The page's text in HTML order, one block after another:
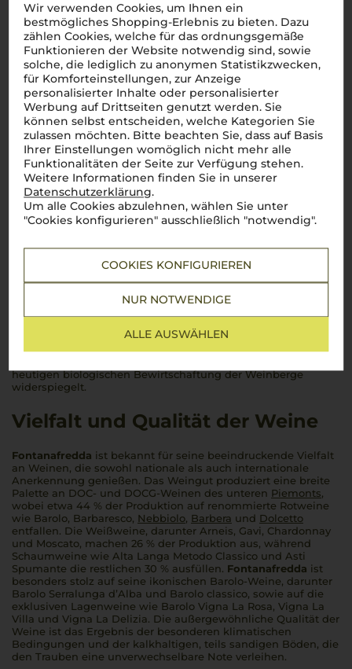
Wir verwenden Cookies, um Ihnen ein
bestmögliches Shopping-Erlebnis zu bieten. Dazu
zählen Cookies, welche für das ordnungsgemäße
Funktionieren der Website notwendig sind, sowie
solche, die lediglich zu anonymen Statistikzwecken,
für Komforteinstellungen, zur Anzeige
personalisierter Inhalte oder personalisierter
Werbung auf Drittseiten genutzt werden. Sie
können selbst entscheiden, welche Kategorien Sie
zulassen möchten. Bitte beachten Sie, dass auf Basis
Ihrer Einstellungen womöglich nicht mehr alle
Funktionalitäten der Seite zur Verfügung stehen.
Weitere Informationen finden Sie in unserer
Datenschutzerklärung.
Um alle Cookies abzulehnen, wählen Sie unter
"Cookies konfigurieren" ausschließlich "notwendig".
COOKIES KONFIGURIEREN
NUR NOTWENDIGE
ALLE AUSWÄHLEN
pro Flasche (0.75l), € 17,20
inkl. MwSt. zzgl.Versand
Lebensmittel­angaben
Geschichte und Ursprung
DasWeingut Fontanafredda hat seine Wurzeln in einer
außergewöhnlichen Liebesgeschichte. 1858 erwarb König
Zuneigung zu Rosa Vercellana, auch bekannt als „La Bela
Rosin“. Dieses Geschenk markierte den Beginn eines
Fontanafreddaleitet sich von den Kindern des Königspaares
ab: Maria Vittoria und Emanuele Alberto, Graf von Mirafiore
entwickelte sich das Weingut in den späten 1870er Jahren zu
einem florierenden Betrieb.Fontanafreddablieb stets ein Ort
heutigen biologischen Bewirtschaftung der Weinberge
widerspiegelt.
Vielfalt und Qualität der Weine
Fontanafredda ist bekannt für seine beeindruckende Vielfalt
an Weinen, die sowohl nationale als auch internationale
Anerkennung genießen. Das Weingut produziert eine breite
Palette an DOC- und DOCG-Weinen des unteren Piemonts,
wobei etwa 44 % der Produktion auf renommierte Rotweine
wie Barolo, Barbaresco, Nebbiolo, Barbera und Dolcetto
entfallen. Die Weißweine, darunter Arneis, Gavi, Chardonnay
und Moscato, machen 26 % der Produktion aus, während
Schaumweine wie Alta Langa Metodo Classico und Asti
Spumante die restlichen 30 % ausfüllen. Fontanafredda ist
besonders stolz auf seine ikonischen Barolo-Weine, darunter
Barolo Serralunga d’Alba und Barolo classico, sowie auf die
exklusiven Lagenweine wie Barolo Vigna La Rosa, Vigna La
Villa und Vigna La Delizia. Die außergewöhnliche Qualität der
Weine ist das Ergebnis der besonderen klimatischen
Bedingungen und der kalkhaltigen, teils sandigen Böden, die
den Trauben eine unverwechselbare Note verleihen.